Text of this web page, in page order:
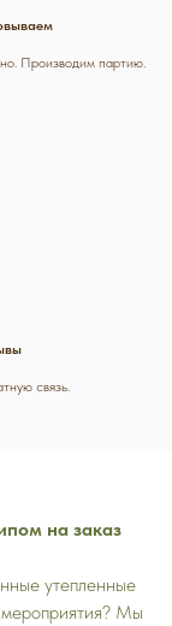
Производим партию.
связь.
на заказ
утепленные
Мы